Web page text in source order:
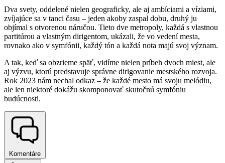
Dva svety, oddelené nielen geograficky, ale aj ambíciami a víziami,
zvíjajúce sa v tanci času – jeden akoby zaspal dobu, druhý ju
objímal s otvorenou náručou. Tieto dve metropoly, každá s vlastnou
partitúrou a vlastným dirigentom, ukázali, že vo vedení mesta,
rovnako ako v symfónii, každý tón a každá nota majú svoj význam.
A tak, keď sa obzrieme späť, vidíme nielen príbeh dvoch miest, ale
aj výzvu, ktorú predstavuje správne dirigovanie mestského rozvoja.
Rok 2023 nám nechal odkaz – že každé mesto má svoju melódiu,
ale len niektoré dokážu skomponovať skutočnú symfóniu
budúcnosti.
Komentáre